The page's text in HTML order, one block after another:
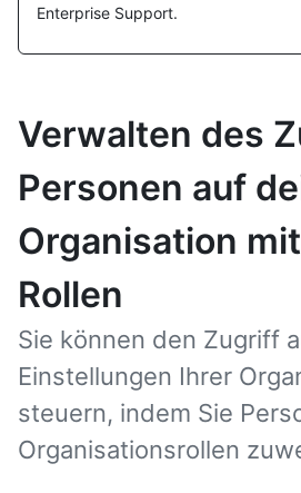
Enterprise Support.
Verwalten des
Personen auf
Organisation
Rollen
Sie können den Zugriff
Einstellungen Ihrer
steuern, indem Sie
Organisationsrollen